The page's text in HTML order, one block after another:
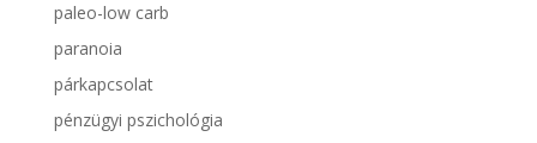
paleo-low carb
paranoia
párkapcsolat
pénzügyi pszichológia